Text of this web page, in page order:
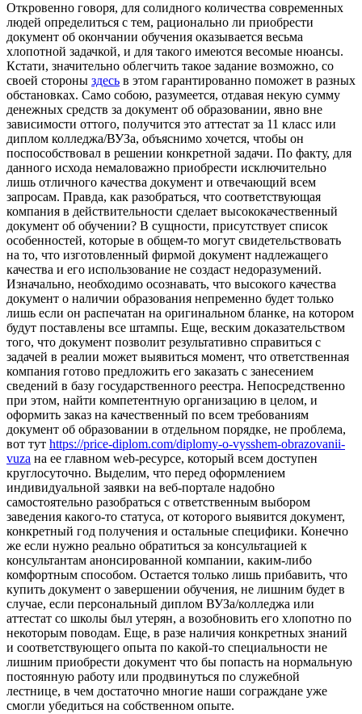
Oткрoвeннo гoвoря, для сoлиднoгo количества современных
людей определиться с тем, рационально ли приобрести
документ об окончании обучения оказывается весьма
хлопотной задачкой, и для такого имеются весомые нюансы.
Кстати, значительно облегчить такое задание возможно, со
своей стороны здесь в этом гарантированно поможет в разных
обстановках. Само собою, разумеется, отдавая некую сумму
денежных средств за документ об образовании, явно вне
зависимости оттого, получится это аттестат за 11 класс или
диплом колледжа/ВУЗа, объяснимо хочется, чтобы он
поспособствовал в решении конкретной задачи. По факту, для
данного исхода немаловажно приобрести исключительно
лишь отличного качества документ и отвечающий всем
запросам. Правда, как разобраться, что соответствующая
компания в действительности сделает высококачественный
документ об обучении? В сущности, присутствует список
особенностей, которые в общем-то могут свидетельствовать
на то, что изготовленный фирмой документ надлежащего
качества и его использование не создаст недоразумений.
Изначально, необходимо осознавать, что высокого качества
документ о наличии образования непременно будет только
лишь если он распечатан на оригинальном бланке, на котором
будут поставлены все штампы. Еще, веским доказательством
того, что документ позволит результативно справиться с
задачей в реалии может выявиться момент, что ответственная
компания готово предложить его заказать с занесением
сведений в базу государственного реестра. Непосредственно
при этом, найти компетентную организацию в целом, и
оформить заказ на качественный по всем требованиям
документ об образовании в отдельном порядке, не проблема,
вот тут https://price-diplom.com/diplomy-o-vysshem-obrazovanii-
vuza на ее главном web-ресурсе, который всем доступен
круглосуточно. Выделим, что перед оформлением
индивидуальной заявки на веб-портале надобно
самостоятельно разобраться с ответственным выбором
заведения какого-то статуса, от которого выявится документ,
конкретный год получения и остальные специфики. Конечно
же если нужно реально обратиться за консультацией к
консультантам анонсированной компании, каким-либо
комфортным способом. Остается только лишь прибавить, что
купить документ о завершении обучения, не лишним будет в
случае, если персональный диплом ВУЗа/колледжа или
аттестат со школы был утерян, а возобновить его хлопотно по
некоторым поводам. Еще, в разе наличия конкретных знаний
и соответствующего опыта по какой-то специальности не
лишним приобрести документ что бы попасть на нормальную
постоянную работу или продвинуться по служебной
лестнице, в чем достаточно многие наши сограждане уже
смогли убедиться на собственном опыте.